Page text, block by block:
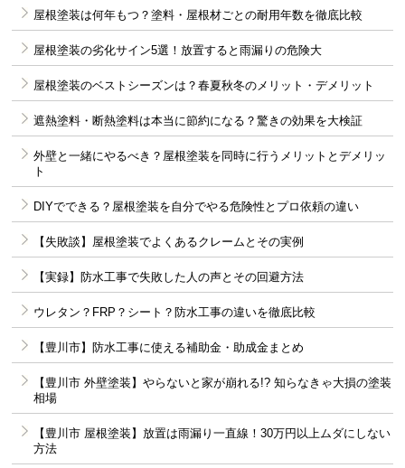
屋根塗装は何年もつ？塗料・屋根材ごとの耐用年数を徹底比較
屋根塗装の劣化サイン5選！放置すると雨漏りの危険大
屋根塗装のベストシーズンは？春夏秋冬のメリット・デメリット
遮熱塗料・断熱塗料は本当に節約になる？驚きの効果を大検証
外壁と一緒にやるべき？屋根塗装を同時に行うメリットとデメリッ
ト
DIYでできる？屋根塗装を自分でやる危険性とプロ依頼の違い
【失敗談】屋根塗装でよくあるクレームとその実例
【実録】防水工事で失敗した人の声とその回避方法
ウレタン？FRP？シート？防水工事の違いを徹底比較
【豊川市】防水工事に使える補助金・助成金まとめ
【豊川市 外壁塗装】やらないと家が崩れる!? 知らなきゃ大損の塗装
相場
【豊川市 屋根塗装】放置は雨漏り一直線！30万円以上ムダにしない
方法